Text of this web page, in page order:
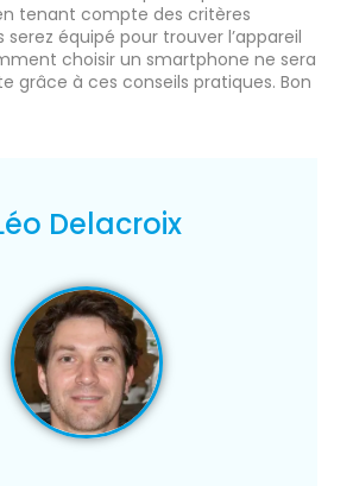
tenant compte des critères
équipé pour trouver l’appareil
choisir un smartphone ne sera
grâce à ces conseils pratiques. Bon
Delacroix